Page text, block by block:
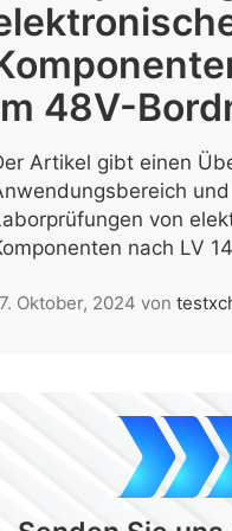
48V-
Artikel gibt einen
von
nach LV
Oktober, 2024 von